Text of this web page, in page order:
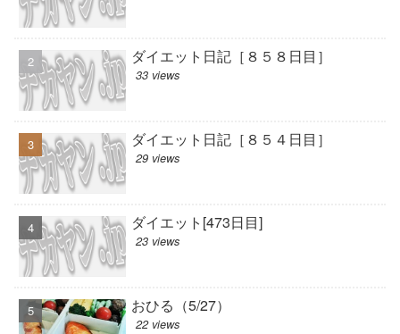
ダイエット日記［８５８日目］
33 views
ダイエット日記［８５４日目］
29 views
ダイエット[473日目]
23 views
おひる（5/27）
22 views